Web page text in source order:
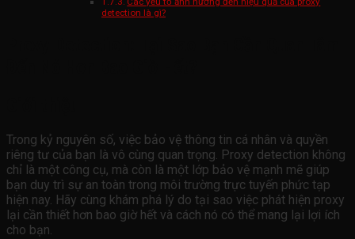
detection là gì?
Trong kỷ nguyên số, việc bảo vệ thông tin cá nhân và quyền
riêng tư của bạn là vô cùng quan trọng. Proxy detection không
chỉ là một công cụ, mà còn là một lớp bảo vệ mạnh mẽ giúp
bạn duy trì sự an toàn trong môi trường trực tuyến phức tạp
hiện nay. Hãy cùng khám phá lý do tại sao việc phát hiện proxy
lại cần thiết hơn bao giờ hết và cách nó có thể mang lại lợi ích
cho bạn.